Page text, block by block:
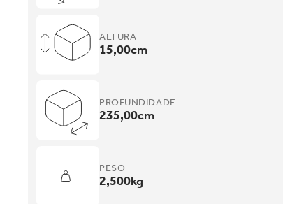
ALTURA
15,00cm
PROFUNDIDADE
235,00cm
PESO
2,500kg